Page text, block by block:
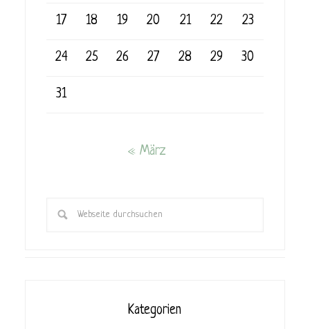
17 18 19 20 21 22 23
24 25 26 27 28 29 30
31
« März
Kategorien